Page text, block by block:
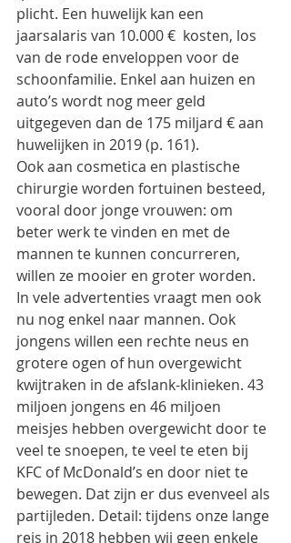
plicht. Een huwelijk kan een
jaarsalaris van 10.000 €  kosten, los
van de rode enveloppen voor de
schoonfamilie. Enkel aan huizen en
auto’s wordt nog meer geld
uitgegeven dan de 175 miljard € aan
huwelijken in 2019 (p. 161).
Ook aan cosmetica en plastische
chirurgie worden fortuinen besteed,
vooral door jonge vrouwen: om
beter werk te vinden en met de
mannen te kunnen concurreren,
willen ze mooier en groter worden.
In vele advertenties vraagt men ook
nu nog enkel naar mannen. Ook
jongens willen een rechte neus en
grotere ogen of hun overgewicht
kwijtraken in de afslank-klinieken. 43
miljoen jongens en 46 miljoen
meisjes hebben overgewicht door te
veel te snoepen, te veel te eten bij
KFC of McDonald’s en door niet te
bewegen. Dat zijn er dus evenveel als
partijleden. Detail: tijdens onze lange
reis in 2018 hebben wij geen enkele